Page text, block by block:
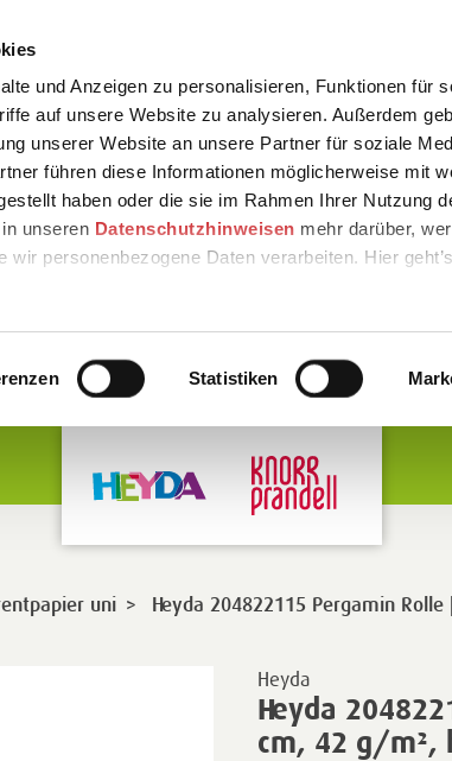
und Anzeigen zu personalisieren, Funktionen für
auf unsere Website zu analysieren. Außerdem
unserer Website an unsere Partner für soziale
führen diese Informationen möglicherweise mit
haben oder die sie im Rahmen Ihrer Nutzung
unseren Datenschutzhinweisen mehr darüber,
wir personenbezogene Daten verarbeiten. Hier
Statistiken
Heyda
Heyda
cm, 42 g/m²,
uni > Heyda 204822115 Pergamin